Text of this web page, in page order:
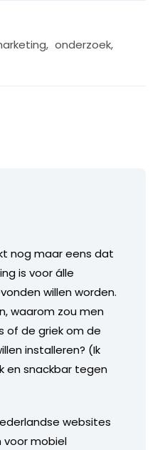
, onderzoek,
nog maar eens dat
is voor álle
willen worden.
waarom zou men
of de griek om de
installeren? (Ik
en snackbar tegen
websites
mobiel